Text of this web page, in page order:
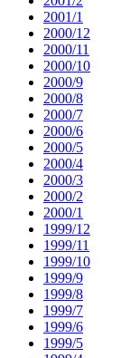
2001/1
2000/12
2000/11
2000/10
2000/9
2000/8
2000/7
2000/6
2000/5
2000/4
2000/3
2000/2
2000/1
1999/12
1999/11
1999/10
1999/9
1999/8
1999/7
1999/6
1999/5